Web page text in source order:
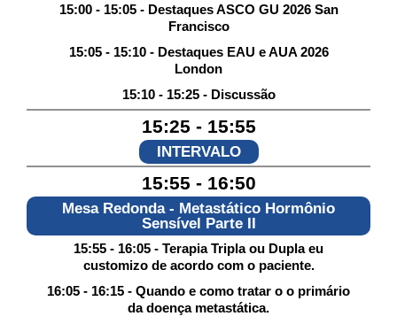
15:00 - 15:05 - Destaques ASCO GU 2026 San
Francisco
15:05 - 15:10 - Destaques EAU e AUA 2026
London
15:10 - 15:25 - Discussão
15:25 - 15:55
INTERVALO
15:55 - 16:50
Mesa Redonda - Metastático Hormônio
Sensível Parte II
15:55 - 16:05 - Terapia Tripla ou Dupla eu
customizo de acordo com o paciente.
16:05 - 16:15 - Quando e como tratar o o primário
da doença metastática.